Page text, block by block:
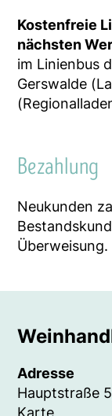
Kostenfreie
nächsten
im Linienbus
Gerswalde
Bezahlung
Neukunden
Überweisung.
Adresse
Hauptstraße